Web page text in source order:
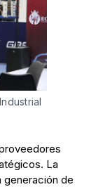
La
generación de